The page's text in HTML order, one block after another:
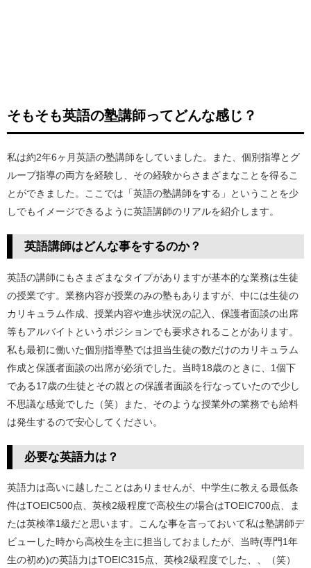
そもそも英語の塾講師ってどんな感じ？
私は約2年6ヶ月英語の塾講師をしていました。また、個別指導とグ
ループ指導の両方を経験し、その経験からさまざまなことを得るこ
とができました。ここでは「英語の塾講師をする」ということを少
しでもイメージできるように英語講師のリアルを紹介します。
英語講師はどんな事をするのか？
英語の講師にもさまざまなタイプがありますが基本的な業務は生徒
の授業です。業務内容が授業のみの塾もありますが、中には生徒の
カリキュラム作成、授業内容や進歩状況の記入、保護者面談の出席
等もアルバイトというポジションでも要求されることがあります。
私も最初に働いた個別指導塾では担当生徒の数だけのカリキュラム
作成と保護者面談の出席が必須でした。当時18歳のときに、1個下
である17歳の生徒とその親との保護者面談を行なっていたので少し
不思議な感覚でした（笑）また、そのような授業外の業務でも給料
は発生するので安心してください。
必要な英語力は？
英語力は高いに越したことはありませんが、中学生に教える最低条
件はTOEIC500点、英検2級程度で高校生の場合はTOEIC700点、ま
たは英検準1級だと思います。こんな事を言っておいて私は塾講師デ
ビューした時から高校生を主に担当しておましたが、当時(専門1年
生の初め)の英語力はTOEIC315点、英検2級程度でした、、（笑）